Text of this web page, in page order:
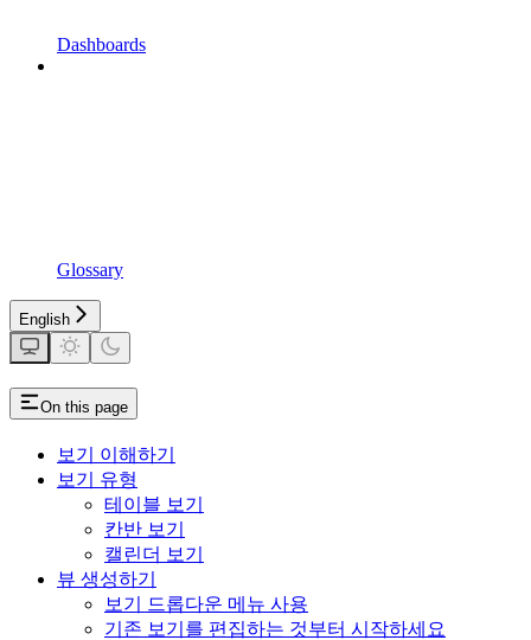
Dashboards
Glossary
English
On this page
보기 이해하기
보기 유형
테이블 보기
칸반 보기
캘린더 보기
뷰 생성하기
보기 드롭다운 메뉴 사용
기존 보기를 편집하는 것부터 시작하세요